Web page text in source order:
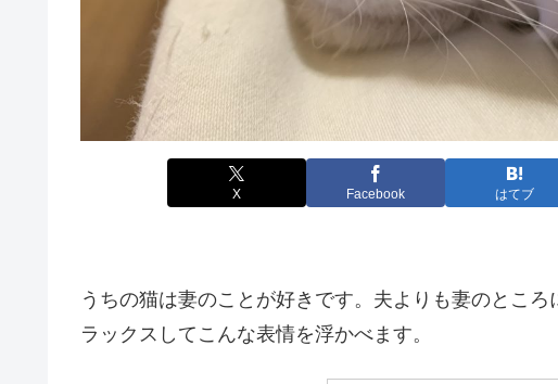
X Facebook はてブ
うちの猫は妻のことが好きです。夫よりも妻のとこ
ラックスしてこんな表情を浮かべます。